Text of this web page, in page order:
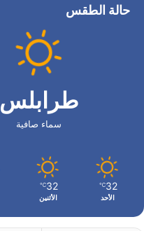
حالة الطقس
طرابلس
سماء صافية
32
℃
الأحد
32
℃
الأثنين